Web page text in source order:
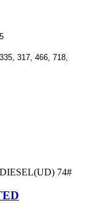
317, 466, 718,